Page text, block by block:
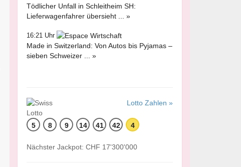
Tödlicher Unfall in Schleitheim SH:
Lieferwagenfahrer übersieht ... »
16:21 Uhr
Made in Switzerland: Von Autos bis Pyjamas –
sieben Schweizer ... »
Lotto Zahlen »
5 8 9 14 41 42 4
Nächster Jackpot: CHF 17'300'000